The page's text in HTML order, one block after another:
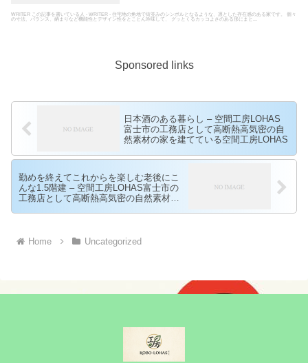
WRITER この記事を書いている人 - WRITER - 住宅地の角地で街並みのシンボルとなるような、凛とした存在感のある家です。 個々
の寸法、バランス、納まりなど機能性とデザイン性をとことん吟味して、 グッとくるカッコよさのある形にまと...
Sponsored links
日本酒のある暮らし – 空間工房LOHAS
富士市の工務店として高断熱高気密の自
然素材の家を建てている空間工房LOHAS
勤めを終えてこれからを楽しむ老後にこ
んな1.5階建 – 空間工房LOHAS富士市の
工務店として高断熱高気密の自然素材の
Home Uncategorized